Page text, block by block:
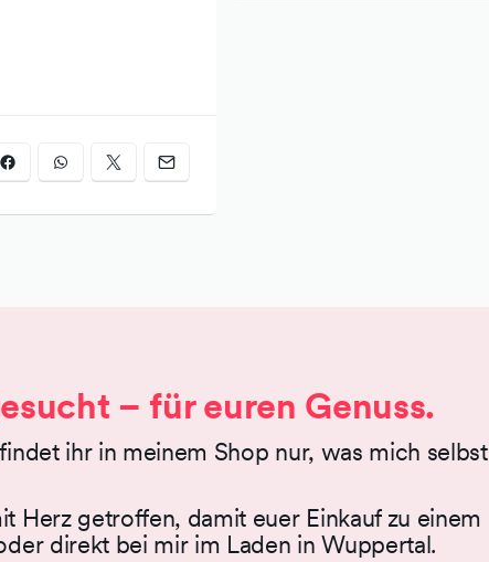
bei 30 Grad
– für euren Genuss.
ihr in meinem Shop nur, was mich selbst
Herz getroffen, damit euer Einkauf zu einem
direkt bei mir im Laden in Wuppertal.